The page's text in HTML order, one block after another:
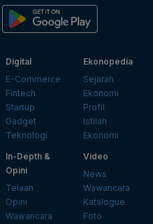
Digital
E-Commerce
Fintech
Startup
Gadget
Teknologi
Ekonopedia
Sejarah
Ekonomi
Profil
Istilah
Ekonomi
In-Depth &
Opini
Telaah
Opini
Wawancara
Video
News
Wawancara
Katalogue
Foto